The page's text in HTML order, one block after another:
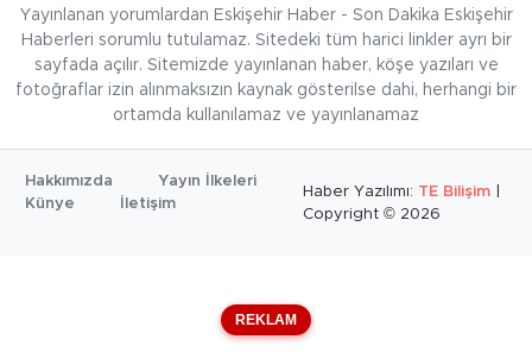
Yayınlanan yorumlardan Eskişehir Haber - Son Dakika Eskişehir
Haberleri sorumlu tutulamaz. Sitedeki tüm harici linkler ayrı bir
sayfada açılır. Sitemizde yayınlanan haber, köşe yazıları ve
fotoğraflar izin alınmaksızın kaynak gösterilse dahi, herhangi bir
ortamda kullanılamaz ve yayınlanamaz
Hakkımızda
Yayın İlkeleri
Künye
İletişim
Haber Yazılımı: TE Bilişim
Copyright © 2026
REKLAM